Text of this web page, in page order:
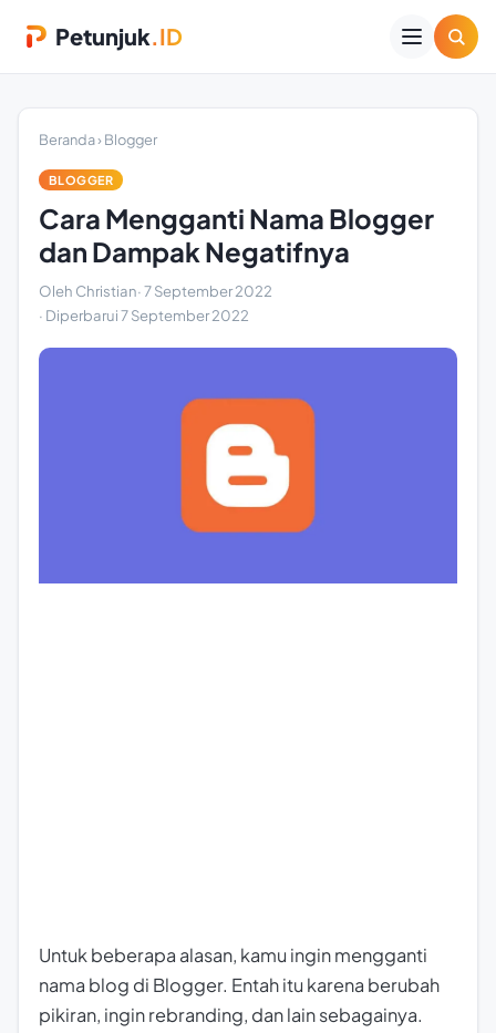
Petunjuk.ID
Beranda›Blogger
BLOGGER
Cara Mengganti Nama Blogger
dan Dampak Negatifnya
Oleh Christian·7 September 2022
· Diperbarui7 September 2022
Untuk beberapa alasan, kamu ingin mengganti
nama blog di Blogger. Entah itu karena berubah
pikiran, inginrebranding, dan lain sebagainya.